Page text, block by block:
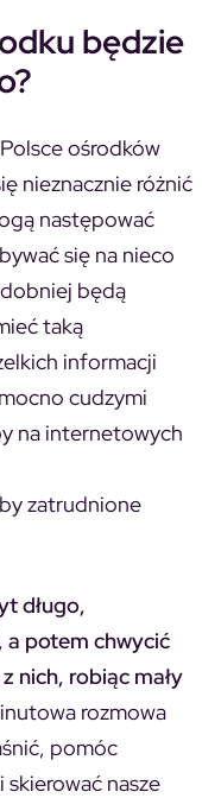
będzie
ośrodków
nieznacznie różnić
następować
się na nieco
będą
taką
informacji
cudzymi
na internetowych
zatrudnione
długo,
potem chwycić
nich, robiąc mały
rozmowa
pomóc
nasze